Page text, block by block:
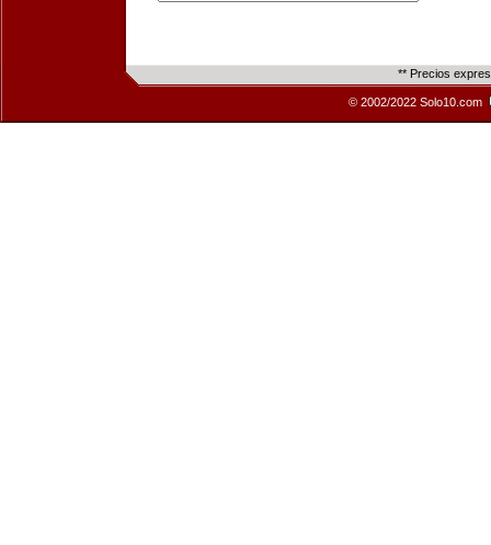
** Precios
© 2002/2022 Solo10.com